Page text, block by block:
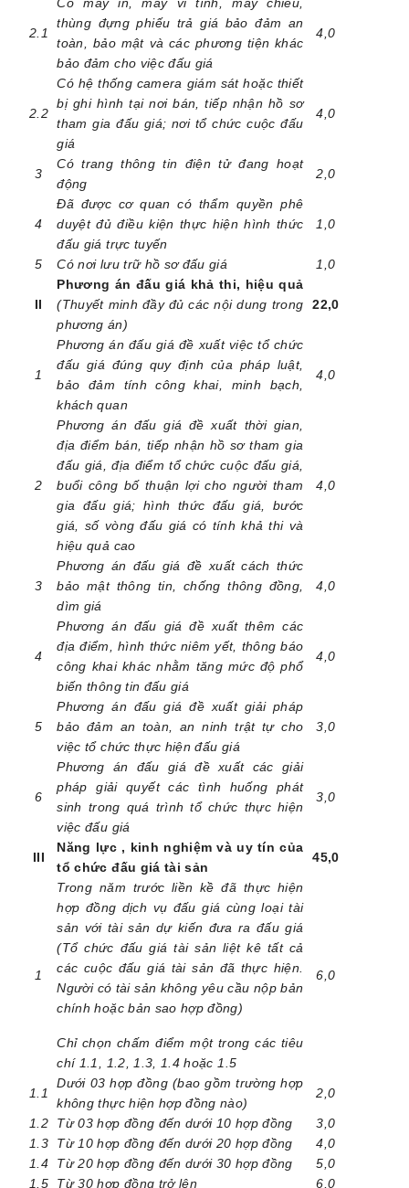
2.1
thùng đựng phiếu trả giá bảo đảm an
toàn, bảo mật và các phương tiện khác
bảo đảm cho việc đấu giá
4,0
2.2
Có hệ thống camera giám sát hoặc thiết
bị ghi hình tại nơi bán, tiếp nhận hồ sơ
tham gia đấu giá; nơi tổ chức cuộc đấu
giá
4,0
3
Có trang thông tin điện tử đang hoạt
động
2,0
4
Đã được cơ quan có thẩm quyền phê
duyệt đủ điều kiện thực hiện hình thức
đấu giá trực tuyến
1,0
5 Có nơi lưu trữ hồ sơ đấu giá 1,0
II
Phương án đấu giá khả thi, hiệu quả
(Thuyết minh đầy đủ các nội dung trong
phương án)
22,0
1
Phương án đấu giá đề xuất việc tổ chức
đấu giá đúng quy định của pháp luật,
bảo đảm tính công khai, minh bạch,
khách quan
4,0
2
Phương án đấu giá đề xuất thời gian,
địa điểm bán, tiếp nhận hồ sơ tham gia
đấu giá, địa điểm tổ chức cuộc đấu giá,
buổi công bố thuận lợi cho người tham
gia đấu giá; hình thức đấu giá, bước
giá, số vòng đấu giá có tính khả thi và
hiệu quả cao
4,0
3
Phương án đấu giá đề xuất cách thức
bảo mật thông tin, chống thông đồng,
dìm giá
4,0
4
Phương án đấu giá đề xuất thêm các
địa điểm, hình thức niêm yết, thông báo
công khai khác nhằm tăng mức độ phổ
biến thông tin đấu giá
4,0
5
Phương án đấu giá đề xuất giải pháp
bảo đảm an toàn, an ninh trật tự cho
việc tổ chức thực hiện đấu giá
3,0
6
Phương án đấu giá đề xuất các giải
pháp giải quyết các tình huống phát
sinh trong quá trình tổ chức thực hiện
việc đấu giá
3,0
III
Năng lực , kinh nghiệm và uy tín của
tổ chức đấu giá tài sản
45,0
1
Trong năm trước liền kề đã thực hiện
hợp đồng dịch vụ đấu giá cùng loại tài
sản với tài sản dự kiến đưa ra đấu giá
(Tổ chức đấu giá tài sản liệt kê tất cả
các cuộc đấu giá tài sản đã thực hiện.
Người có tài sản không yêu cầu nộp bản
chính hoặc bản sao hợp đồng)
Chỉ chọn chấm điểm một trong các tiêu
chí 1.1, 1.2, 1.3, 1.4 hoặc 1.5
6,0
1.1
Dưới 03 hợp đồng (bao gồm trường hợp
không thực hiện hợp đồng nào)
2,0
1.2 Từ 03 hợp đồng đến dưới 10 hợp đồng
3,0
1.3
Từ 10 hợp đồng đến dưới 20 hợp đồng
4,0
1.4
Từ 20 hợp đồng đến dưới 30 hợp đồng
5,0
1.5
Từ 30 hợp đồng trở lên 6,0